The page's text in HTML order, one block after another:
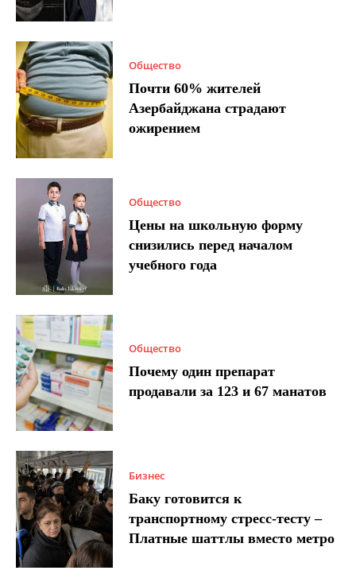
Общество
Почти 60% жителей
Азербайджана страдают
ожирением
Общество
Цены на школьную форму
снизились перед началом
учебного года
Общество
Почему один препарат
продавали за 123 и 67 манатов
Бизнес
Баку готовится к
транспортному стресс-тесту –
Платные шаттлы вместо метро